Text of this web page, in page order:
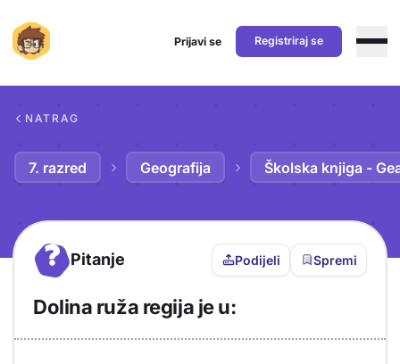
Prijavi se Registriraj se
NATRAG
7. razred Geografija Školska knjiga -
? Pitanje Podijeli Spremi
Dolina ruža regija je u: